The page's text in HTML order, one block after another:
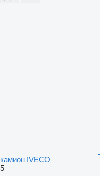
камион IVECO
5